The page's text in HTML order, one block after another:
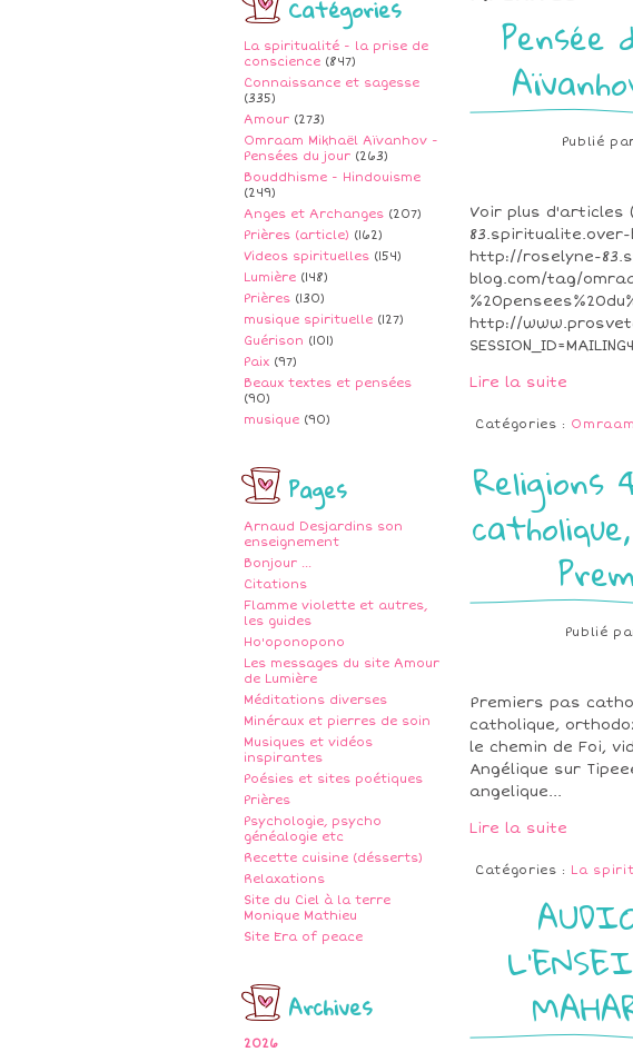
Catégories
La spiritualité - la prise de
conscience (847)
Connaissance et sagesse
(335)
Amour (273)
Omraam Mikhaël Aïvanhov -
Pensées du jour (263)
Bouddhisme - Hindouisme
(249)
Anges et Archanges (207)
Prières (article) (162)
Videos spirituelles (154)
Lumière (148)
Prières (130)
musique spirituelle (127)
Guérison (101)
Paix (97)
Beaux textes et pensées
(90)
musique (90)
Pages
Arnaud Desjardins son
enseignement
Bonjour ...
Citations
Flamme violette et autres,
les guides
Ho'oponopono
Les messages du site Amour
de Lumière
Méditations diverses
Minéraux et pierres de soin
Musiques et vidéos
inspirantes
Poésies et sites poétiques
Prières
Psychologie, psycho
généalogie etc
Recette cuisine (désserts)
Relaxations
Site du Ciel à la terre
Monique Mathieu
Site Era of peace
Archives
2026
Pensée
Publié
Voir plus d'articles
83.spiritualite.over-
http://roselyne-
blog.com/tag/
http://
Lire la suite
Catégories :
Religions
Publié
Premiers pas
catholique,
le chemin de Foi,
Angélique sur
angelique...
Lire la suite
Catégories : La